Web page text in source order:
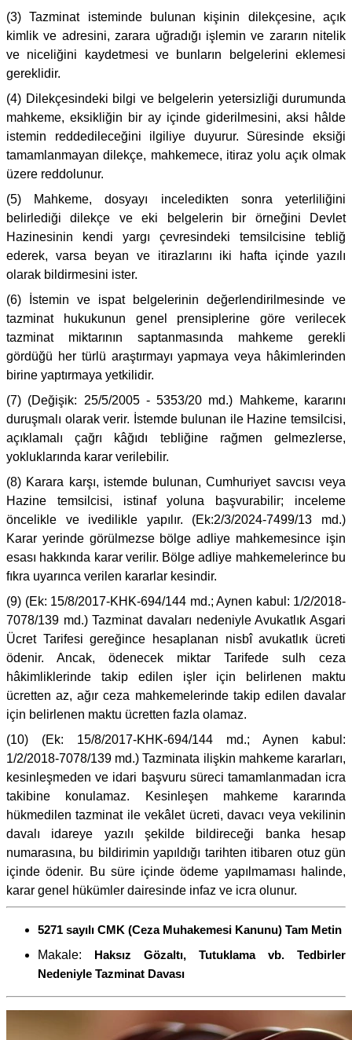
(3) Tazminat isteminde bulunan kişinin dilekçesine, açık
kimlik ve adresini, zarara uğradığı işlemin ve zararın nitelik
ve niceliğini kaydetmesi ve bunların belgelerini eklemesi
gereklidir.
(4) Dilekçesindeki bilgi ve belgelerin yetersizliği durumunda
mahkeme, eksikliğin bir ay içinde giderilmesini, aksi hâlde
istemin reddedileceğini ilgiliye duyurur. Süresinde eksiği
tamamlanmayan dilekçe, mahkemece, itiraz yolu açık olmak
üzere reddolunur.
(5) Mahkeme, dosyayı inceledikten sonra yeterliliğini
belirlediği dilekçe ve eki belgelerin bir örneğini Devlet
Hazinesinin kendi yargı çevresindeki temsilcisine tebliğ
ederek, varsa beyan ve itirazlarını iki hafta içinde yazılı
olarak bildirmesini ister.
(6) İstemin ve ispat belgelerinin değerlendirilmesinde ve
tazminat hukukunun genel prensiplerine göre verilecek
tazminat miktarının saptanmasında mahkeme gerekli
gördüğü her türlü araştırmayı yapmaya veya hâkimlerinden
birine yaptırmaya yetkilidir.
(7) (Değişik: 25/5/2005 - 5353/20 md.) Mahkeme, kararını
duruşmalı olarak verir. İstemde bulunan ile Hazine temsilcisi,
açıklamalı çağrı kâğıdı tebliğine rağmen gelmezlerse,
yokluklarında karar verilebilir.
(8) Karara karşı, istemde bulunan, Cumhuriyet savcısı veya
Hazine temsilcisi, istinaf yoluna başvurabilir; inceleme
öncelikle ve ivedilikle yapılır. (Ek:2/3/2024-7499/13 md.)
Karar yerinde görülmezse bölge adliye mahkemesince işin
esası hakkında karar verilir. Bölge adliye mahkemelerince bu
fıkra uyarınca verilen kararlar kesindir.
(9) (Ek: 15/8/2017-KHK-694/144 md.; Aynen kabul: 1/2/2018-
7078/139 md.) Tazminat davaları nedeniyle Avukatlık Asgari
Ücret Tarifesi gereğince hesaplanan nisbî avukatlık ücreti
ödenir. Ancak, ödenecek miktar Tarifede sulh ceza
hâkimliklerinde takip edilen işler için belirlenen maktu
ücretten az, ağır ceza mahkemelerinde takip edilen davalar
için belirlenen maktu ücretten fazla olamaz.
(10) (Ek: 15/8/2017-KHK-694/144 md.; Aynen kabul:
1/2/2018-7078/139 md.) Tazminata ilişkin mahkeme kararları,
kesinleşmeden ve idari başvuru süreci tamamlanmadan icra
takibine konulamaz. Kesinleşen mahkeme kararında
hükmedilen tazminat ile vekâlet ücreti, davacı veya vekilinin
davalı idareye yazılı şekilde bildireceği banka hesap
numarasına, bu bildirimin yapıldığı tarihten itibaren otuz gün
içinde ödenir. Bu süre içinde ödeme yapılmaması halinde,
karar genel hükümler dairesinde infaz ve icra olunur.
5271 sayılı CMK (Ceza Muhakemesi Kanunu) Tam Metin
Makale: Haksız Gözaltı, Tutuklama vb. Tedbirler
Nedeniyle Tazminat Davası